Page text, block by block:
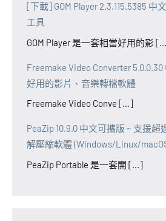
[下載] GOM Player 2.3.115.5385 中
工具
GOM Player 是一套相當好用的影
Freemake Video Converter
好用的影片、音樂轉檔軟體
Freemake Video Conve [...]
PeaZip 10.9.0 中文可攜版 ~ 支援超
解壓縮軟體 (Windows/Linux/
PeaZip Portable 是一套開 [...]